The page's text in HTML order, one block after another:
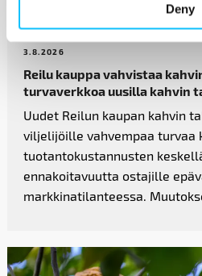
Deny
3.8.2026
Reilu kauppa vahvistaa
turvaverkkoa uusilla kahvin
Uudet Reilun kaupan kahvin
viljelijöille vahvempaa turvaa
tuotantokustannusten
ennakoitavuutta ostajille
markkinatilanteessa.